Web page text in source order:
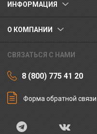
ИНФОРМАЦИЯ
О КОМПАНИИ
СВЯЗАТЬСЯ С НАМИ
8 (800) 775 41 20
Форма обратной связи